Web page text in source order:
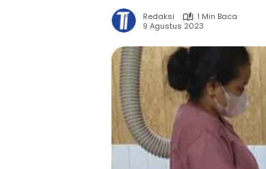
Redaksi
1 Min Baca
9 Agustus 2023